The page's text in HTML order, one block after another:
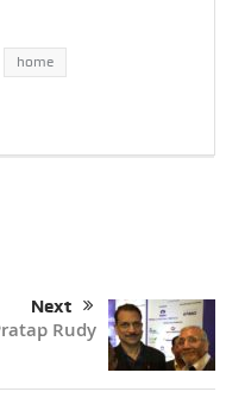
home
Next
Rudy